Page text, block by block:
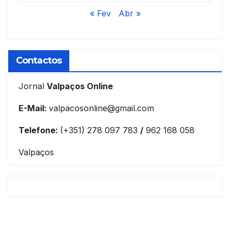
« Fev Abr »
Contactos
Jornal Valpaços Online
E-Mail: valpacosonline@gmail.com
Telefone: (+351) 278 097 783 / 962 168 058
Valpaços